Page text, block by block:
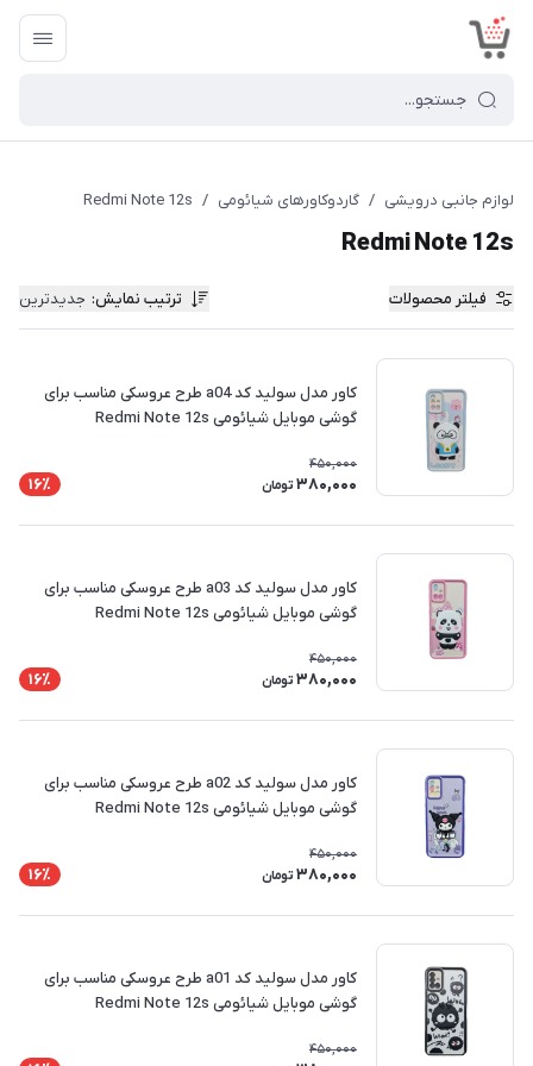
لوازم جانبی درویشی / گاردوکاورهای شیائومی /
Redmi Note 12s
Redmi Note 12s
فیلتر محصولات ترتیب نمایش: جدیدترین
کاور مدل سولید کد a04 طرح عروسکی مناسب برای
گوشی موبایل شیائومی Redmi Note 12s
450,000
380,000 تومان 16٪
کاور مدل سولید کد a03 طرح عروسکی مناسب برای
گوشی موبایل شیائومی Redmi Note 12s
450,000
380,000 تومان 16٪
کاور مدل سولید کد a02 طرح عروسکی مناسب برای
گوشی موبایل شیائومی Redmi Note 12s
450,000
380,000 تومان 16٪
کاور مدل سولید کد a01 طرح عروسکی مناسب برای
گوشی موبایل شیائومی Redmi Note 12s
450,000